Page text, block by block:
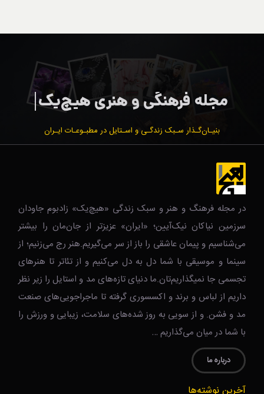
بنیـان‌گـذار سـبک زندگـی و اسـتایل در مطبـوعـات ایـران
در مجله فرهنگ و هنر و سبک زندگی‌ «هیچ‌یک» زادبوم جاودان
سرزمین نیاکان نیک‌‌‌آیین؛ «ایران» عزیزتر از جان‌مان را بیشتر
می‌شناسیم و پیمان عاشقی را باز از سر می‌گیریم.هنر رج می‌زنیم؛ از
سینما و موسیقی با شما دل به دل می‌کنیم و از تئاتر تا هنرهای
تجسمی جا نمیگذاریم‌تان.ما دنیای تازه‌های مد و استایل را زیر نظر
داریم از لباس و برند و اکسسوری گرفته تا ماجراجویی‌های صنعت
مد و فشن. و از سویی به روز شده‌های سلامت، زیبایی و ورزش را
با شما در میان می‌گذاریم …
درباره ما
آخرین نوشته‌ها